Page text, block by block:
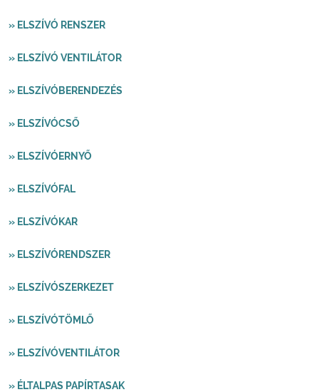
» ELSZÍVÓ RENSZER
» ELSZÍVÓ VENTILÁTOR
» ELSZÍVÓBERENDEZÉS
» ELSZÍVÓCSŐ
» ELSZÍVÓERNYŐ
» ELSZÍVÓFAL
» ELSZÍVÓKAR
» ELSZÍVÓRENDSZER
» ELSZÍVÓSZERKEZET
» ELSZÍVÓTÖMLŐ
» ELSZÍVÓVENTILÁTOR
» ÉLTALPAS PAPÍRTASAK